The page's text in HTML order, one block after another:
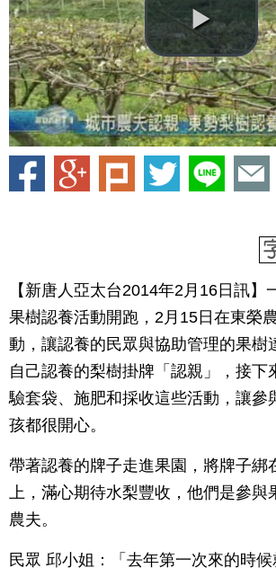
【新唐人亞太台2014年2月16日訊】
果樹認養活動開跑，2月15日在東榮
動，讓認養的民眾與協助管理的果樹
自己認養的梨樹掛牌「認親」，接下
驗套袋、施肥和採收這些活動，讓參
孩都很開心。
帶著認養的牌子走進果園，將牌子綁
上，滿心期待水梨豐收，他們是參與
農夫。
民眾 邱小姐：「去年第一次來的時